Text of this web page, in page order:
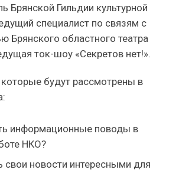
Брянской Гильдии культурной
специалист по связям с
Брянского областного театра
ток-шоу «Секретов нет!».
будут рассмотрены в
информационные поводы в
НКО?
свои новости интересными для